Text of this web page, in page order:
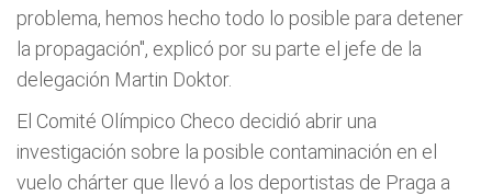
problema, hemos hecho todo lo posible para detener
la propagación", explicó por su parte el jefe de la
delegación Martin Doktor.
El Comité Olímpico Checo decidió abrir una
investigación sobre la posible contaminación en el
vuelo chárter que llevó a los deportistas de Praga a